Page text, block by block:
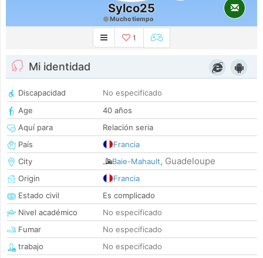
Sylco25
Mucho tiempo
1
Mi identidad
Discapacidad
No especificado
Age
40 años
Aquí para
Relación seria
País
Francia
City
Baie-Mahault, Guadeloupe
Origin
Francia
Estado civil
Es complicado
Nivel académico
No especificado
Fumar
No especificado
trabajo
No especificado